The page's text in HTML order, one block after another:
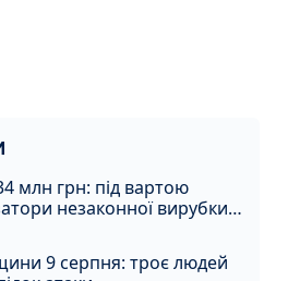
млн грн: під вартою
незаконної вирубки
9 серпня: троє людей